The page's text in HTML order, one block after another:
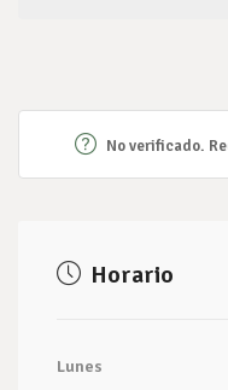
No verificado.
Horario
Lunes